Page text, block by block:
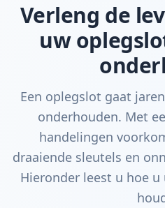
Verleng de
uw
Een oplegslot gaat
onderhouden. Met
handelingen
draaiende sleutels en
Hieronder leest u hoe